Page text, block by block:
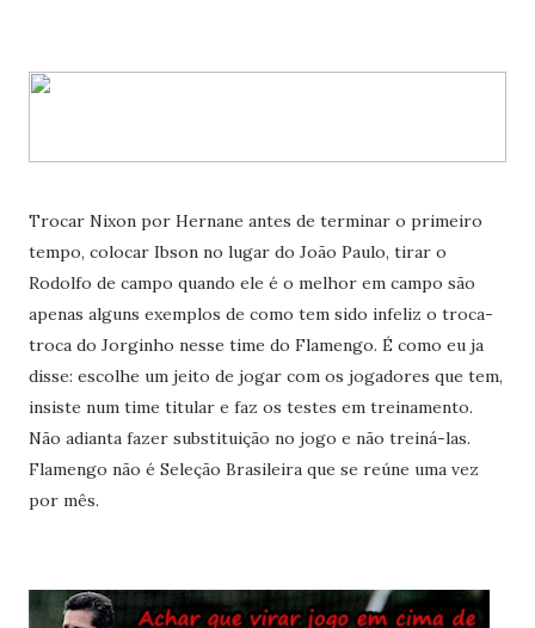
Trocar Nixon por Hernane antes de terminar o primeiro
tempo, colocar Ibson no lugar do João Paulo, tirar o
Rodolfo de campo quando ele é o melhor em campo são
apenas alguns exemplos de como tem sido infeliz o troca-
troca do Jorginho nesse time do Flamengo. É como eu ja
disse: escolhe um jeito de jogar com os jogadores que tem,
insiste num time titular e faz os testes em treinamento.
Não adianta fazer substituição no jogo e não treiná-las.
Flamengo não é Seleção Brasileira que se reúne uma vez
por mês.